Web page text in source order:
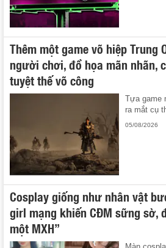
Thêm một game võ hiệp Trung
người chơi, đồ họa mãn nhãn,
tuyệt thế võ công
Tựa game
ra mắt cụ
05/08/2026
Cosplay giống như nhân vật
girl mạng khiến CĐM sững sờ,
một MXH”